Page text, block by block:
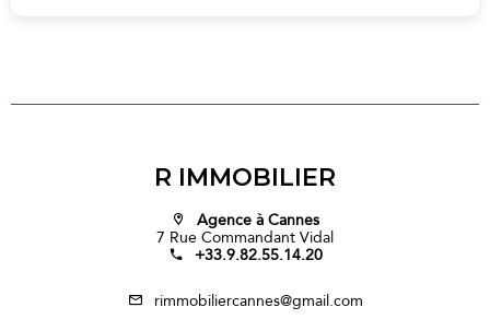
R IMMOBILIER
Agence à Cannes
7 Rue Commandant Vidal
+33.9.82.55.14.20
rimmobiliercannes@gmail.com